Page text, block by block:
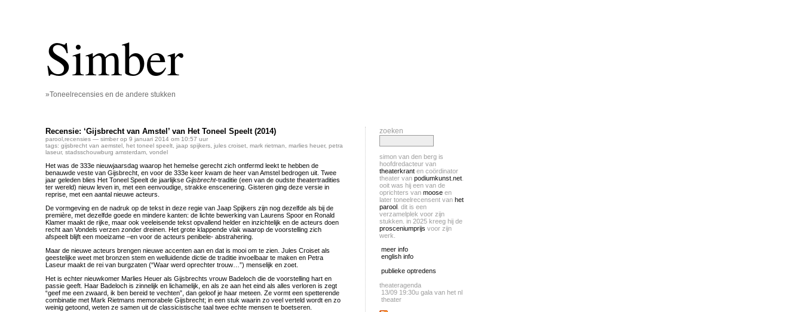
Simber
»Toneelrecensies en de andere stukken
Recensie: ‘Gijsbrecht van Amstel’ van Het Toneel Speelt (2014)
parool recensies — simber op 9 januari 2014 om 10:57 uur
tags: gijsbrecht van aemstel het toneel speelt jaap spijkers jules croiset mark rietman marlies heuer, petra
laseur, stadsschouwburg amsterdam vondel
Het was de 333e nieuwjaarsdag waarop het hemelse gerecht zich ontfermd leekt te hebben de
benauwde veste van Gijsbrecht, en voor de 333e keer kwam de heer van Amstel bedrogen uit. Twee
jaar geleden blies Het Toneel Speelt de jaarlijkse Gijsbrecht-traditie (een van de oudste theatertradities
ter wereld) nieuw leven in, met een eenvoudige, strakke enscenering. Gisteren ging deze versie in
reprise, met een aantal nieuwe acteurs.
De vormgeving en de nadruk op de tekst in deze regie van Jaap Spijkers zijn nog dezelfde als bij de
première, met dezelfde goede en mindere kanten: de lichte bewerking van Laurens Spoor en Ronald
Klamer maakt de rijke, maar ook veeleisende tekst opvallend helder en inzichtelijk en de acteurs doen
recht aan Vondels verzen zonder dreinen. Het grote klappende vlak waarop de voorstelling zich
afspeelt blijft een moeizame –en voor de acteurs penibele- abstrahering.
Maar de nieuwe acteurs brengen nieuwe accenten aan en dat is mooi om te zien. Jules Croiset als
geestelijke weet met bronzen stem en welluidende dictie de traditie invoelbaar te maken en Petra
Laseur maakt de rei van burgzaten (“Waar werd oprechter trouw…”) menselijk en zoet.
Het is echter nieuwkomer Marlies Heuer als Gijsbrechts vrouw Badeloch die de voorstelling hart en
passie geeft. Haar Badeloch is zinnelijk en lichamelijk, en als ze aan het eind als alles verloren is zegt
“geef me een zwaard, ik ben bereid te vechten”, dan geloof je haar meteen. Ze vormt een spetterende
combinatie met Mark Rietmans memorabele Gijsbrecht; in een stuk waarin zo veel verteld wordt en zo
weinig getoond, weten ze samen uit de classicistische taal twee echte mensen te boetseren.
zoeken
simon van den berg is
hoofdredacteur van
theaterkrant en coördinator
theater van podiumkunst.net
ooit was hij een van de
oprichters van moose en
later toneelrecensent van het
parool . dit is een
verzamelplek voor zijn
stukken. in 2025 kreeg hij de
prosceniumprijs voor zijn
werk.
meer info
english info
publieke optredens
theateragenda
13/09 19:30u gala van het nl
theater